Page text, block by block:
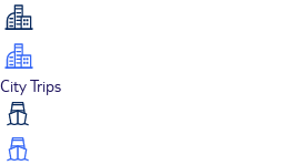
City Trips